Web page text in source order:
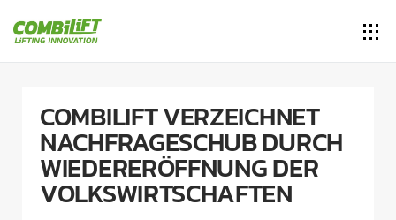
COMBILIFT VERZEICHNET
NACHFRAGESCHUB DURCH
WIEDERERÖFFNUNG DER
VOLKSWIRTSCHAFTEN